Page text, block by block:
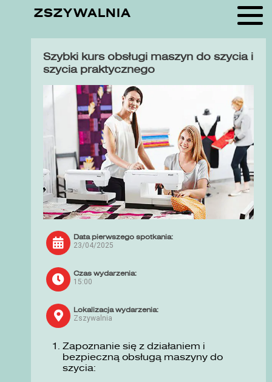
ZSZYWALNIA
Szybki kurs obsługi maszyn do szycia i
szycia praktycznego
Data pierwszego spotkania:
23/04/2025
Czas wydarzenia:
15:00
Lokalizacja wydarzenia:
Zszywalnia
Zapoznanie się z działaniem i
bezpieczną obsługą maszyny do
szycia: